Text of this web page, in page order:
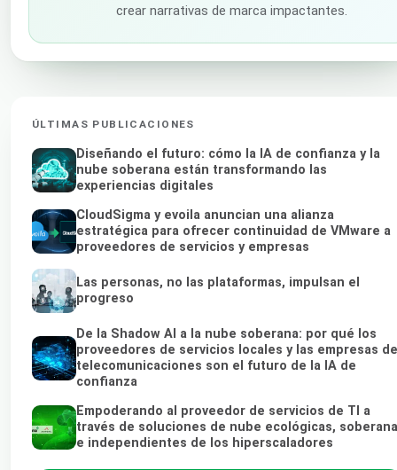
crear narrativas de marca impactantes.
ÚLTIMAS PUBLICACIONES
Diseñando el futuro: cómo la IA de confianza y la
nube soberana están transformando las
experiencias digitales
CloudSigma y evoila anuncian una alianza
estratégica para ofrecer continuidad de VMware a
proveedores de servicios y empresas
Las personas, no las plataformas, impulsan el
progreso
De la Shadow AI a la nube soberana: por qué los
proveedores de servicios locales y las empresas de
telecomunicaciones son el futuro de la IA de
confianza
Empoderando al proveedor de servicios de TI a
través de soluciones de nube ecológicas,
e independientes de los hiperscaladores